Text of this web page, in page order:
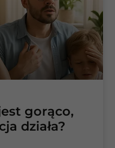
gorąco,
działa?